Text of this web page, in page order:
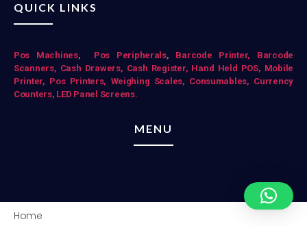
QUICK LINKS
Pos Mac hines, Pos Peripherals, Barcode Printer,
Barcode
Scanners, Cash Drawers, Cash Register, Hand Held POS, Mobile
Printer, Pos Printers, Weighing Scales, Consumables, Currency
Counters, LED Panel Screens.
MENU
Home